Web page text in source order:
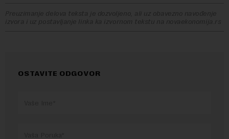
Preuzimanje delova teksta je dozvoljeno, ali uz obavezno navođenje
izvora i uz postavljanje linka ka izvornom tekstu na novaekonomija.rs
OSTAVITE ODGOVOR